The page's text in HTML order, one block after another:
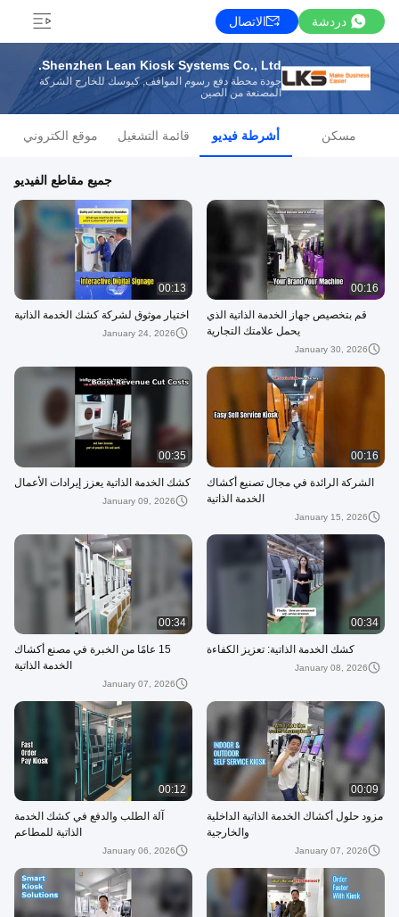
دردشة الاتصال
Shenzhen Lean Kiosk Systems Co., Ltd.
جودة محطة دفع رسوم المواقف, كيوسك للخارج الشركة
المصنعة من الصين
مسكن أشرطة فيديو قائمة التشغيل موقع الكتروني
جميع مقاطع الفيديو
00:16
قم بتخصيص جهاز الخدمة الذاتية الذي
يحمل علامتك التجارية
January 30, 2026
00:13
اختيار موثوق لشركة كشك الخدمة الذاتية
January 24, 2026
00:16
الشركة الرائدة في مجال تصنيع أكشاك
الخدمة الذاتية
January 15, 2026
00:35
كشك الخدمة الذاتية يعزز إيرادات الأعمال
January 09, 2026
00:34
كشك الخدمة الذاتية: تعزيز الكفاءة
January 08, 2026
00:34
15 عامًا من الخبرة في مصنع أكشاك
الخدمة الذاتية
January 07, 2026
00:09
مزود حلول أكشاك الخدمة الذاتية الداخلية
والخارجية
January 07, 2026
00:12
آلة الطلب والدفع في كشك الخدمة
الذاتية للمطاعم
January 06, 2026